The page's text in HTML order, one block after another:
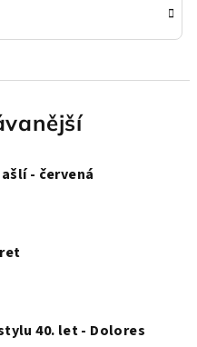
- červená
40. let - Dolores